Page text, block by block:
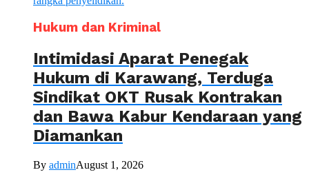
Hukum dan Kriminal
Intimidasi Aparat Penegak
Hukum di Karawang, Terduga
Sindikat OKT Rusak Kontrakan
dan Bawa Kabur Kendaraan yang
Diamankan
By adminAugust 1, 2026